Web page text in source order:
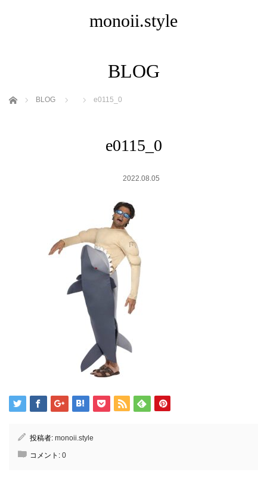
monoii.style
BLOG
ホーム BLOG e0115_0
e0115_0
2022.08.05
投稿者: monoii.style
コメント: 0